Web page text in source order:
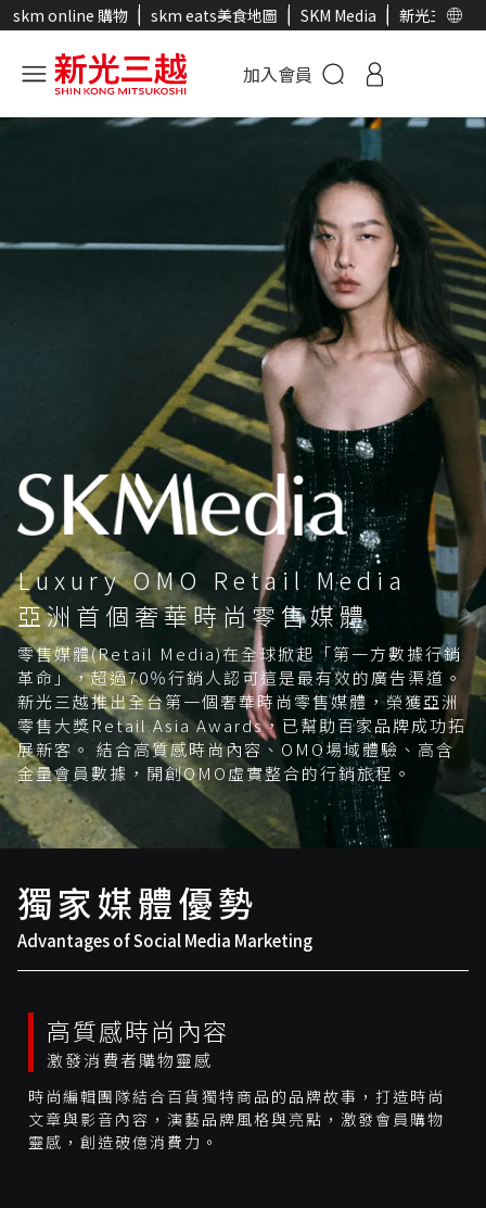
skm online 購物 skm eats美食地圖 SKM Media 新光三越官
加入會員
Luxury OMO Retail Media
亞洲首個奢華時尚零售媒體
零售媒體(Retail Media)在全球掀起「第一方數據行銷
革命」，超過70％行銷人認可這是最有效的廣告渠道。
新光三越推出全台第一個奢華時尚零售媒體，榮獲亞洲
零售大獎Retail Asia Awards，已幫助百家品牌成功拓
展新客。 結合高質感時尚內容、OMO場域體驗、高含
金量會員數據，開創OMO虛實整合的行銷旅程。
獨家媒體優勢
Advantages of Social Media Marketing
高質感時尚內容
激發消費者購物靈感
時尚編輯團隊結合百貨獨特商品的品牌故事，打造時尚
文章與影音內容，演藝品牌風格與亮點，激發會員購物
靈感，創造破億消費力。